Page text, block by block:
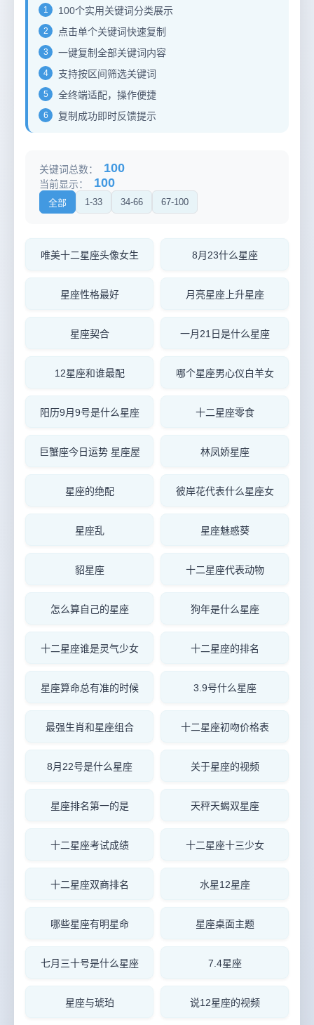
1 100个实用关键词分类展示
2 点击单个关键词快速复制
3 一键复制全部关键词内容
4 支持按区间筛选关键词
5 全终端适配，操作便捷
6 复制成功即时反馈提示
关键词总数： 100
当前显示： 100
全部 1-33 34-66 67-100
唯美十二星座头像女生 8月23什么星座
星座性格最好 月亮星座上升星座
星座契合 一月21日是什么星座
12星座和谁最配 哪个星座男心仪白羊女
阳历9月9号是什么星座 十二星座零食
巨蟹座今日运势 星座屋 林凤娇星座
星座的绝配 彼岸花代表什么星座女
星座乱 星座魅惑葵
貂星座 十二星座代表动物
怎么算自己的星座 狗年是什么星座
十二星座谁是灵气少女 十二星座的排名
星座算命总有准的时候 3.9号什么星座
最强生肖和星座组合 十二星座初吻价格表
8月22号是什么星座 关于星座的视频
星座排名第一的是 天秤天蝎双星座
十二星座考试成绩 十二星座十三少女
十二星座双商排名 水星12星座
哪些星座有明星命 星座桌面主题
七月三十号是什么星座 7.4星座
星座与琥珀 说12星座的视频